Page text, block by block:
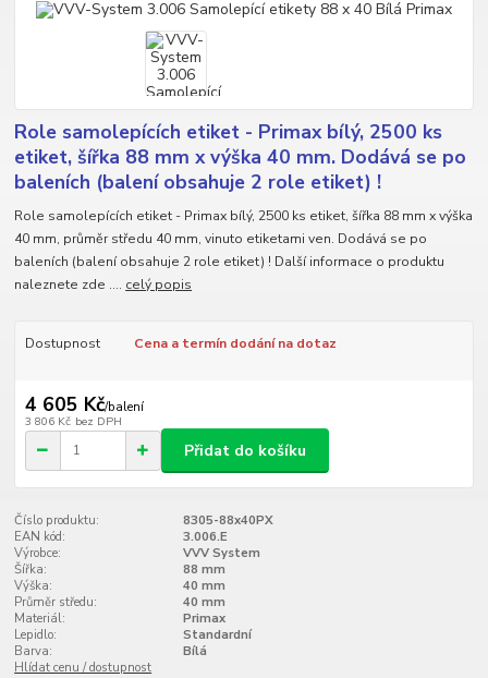
Role samolepících etiket - Primax bílý, 2500 ks
etiket, šířka 88 mm x výška 40 mm. Dodává se po
baleních (balení obsahuje 2 role etiket) !
Role samolepících etiket - Primax bílý, 2500 ks etiket, šířka 88 mm x výška
40 mm, průměr středu 40 mm, vinuto etiketami ven. Dodává se po
baleních (balení obsahuje 2 role etiket) ! Další informace o produktu
naleznete zde .... celý popis
Dostupnost Cena a termín dodání na dotaz
4 605 Kč/balení
3 806 Kč bez DPH
Přidat do košíku
Číslo produktu:
8305-88x40PX
EAN kód:
3.006.E
Výrobce:
VVV System
Šířka:
88 mm
Výška:
40 mm
Průměr středu:
40 mm
Materiál:
Primax
Lepidlo:
Standardní
Barva:
Bílá
Hlídat cenu / dostupnost